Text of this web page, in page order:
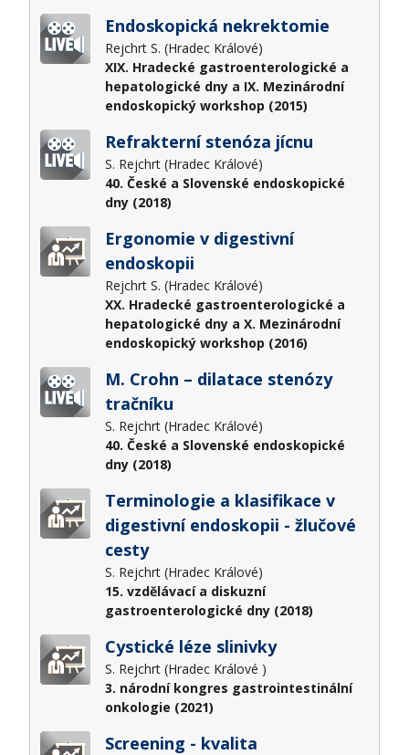
Endoskopická nekrektomie
Rejchrt S. (Hradec Králové)
XIX. Hradecké gastroenterologické a
hepatologické dny a IX. Mezinárodní
endoskopický workshop (2015)
Refrakterní stenóza jícnu
S. Rejchrt (Hradec Králové)
40. České a Slovenské endoskopické
dny (2018)
Ergonomie v digestivní
endoskopii
Rejchrt S. (Hradec Králové)
XX. Hradecké gastroenterologické a
hepatologické dny a X. Mezinárodní
endoskopický workshop (2016)
M. Crohn – dilatace stenózy
tračníku
S. Rejchrt (Hradec Králové)
40. České a Slovenské endoskopické
dny (2018)
Terminologie a klasifikace v
digestivní endoskopii - žlučové
cesty
S. Rejchrt (Hradec Králové)
15. vzdělávací a diskuzní
gastroenterologické dny (2018)
Cystické léze slinivky
S. Rejchrt (Hradec Králové )
3. národní kongres gastrointestinální
onkologie (2021)
Screening - kvalita